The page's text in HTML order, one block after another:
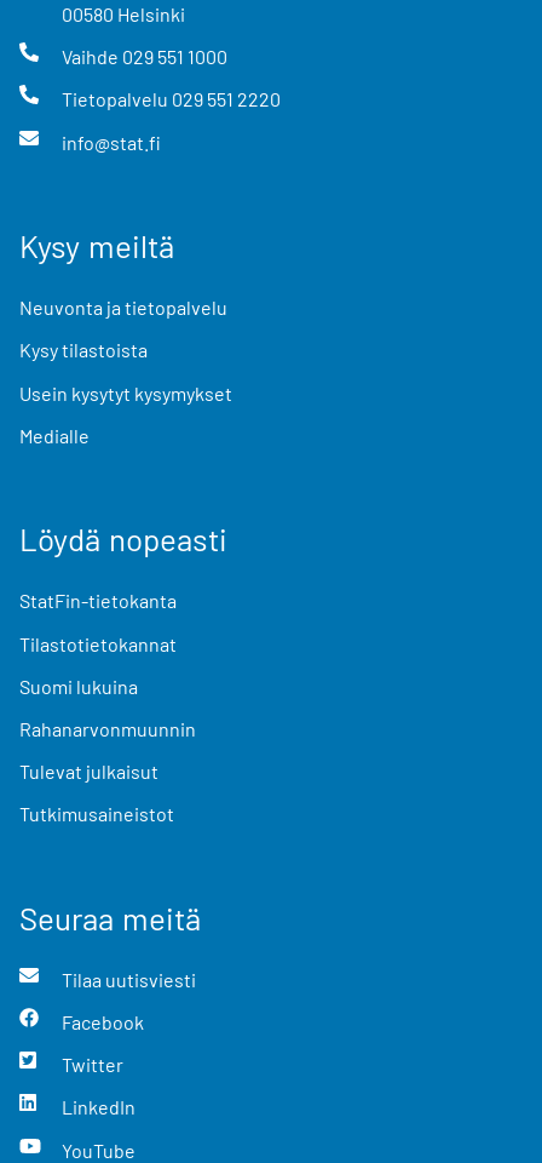
00580 Helsinki
Vaihde 029 551 1000
Tietopalvelu 029 551 2220
info@stat.fi
Kysy meiltä
Neuvonta ja tietopalvelu
Kysy tilastoista
Usein kysytyt kysymykset
Medialle
Löydä nopeasti
StatFin-tietokanta
Tilastotietokannat
Suomi lukuina
Rahanarvonmuunnin
Tulevat julkaisut
Tutkimusaineistot
Seuraa meitä
Tilaa uutisviesti
Facebook
Twitter
LinkedIn
YouTube